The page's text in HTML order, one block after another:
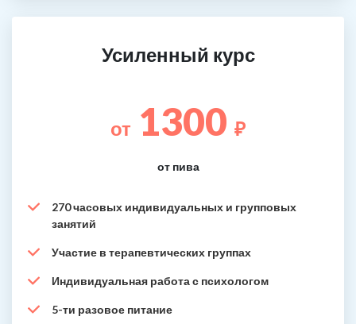
Усиленный курс
от 1300 ₽
от пива
270 часовых индивидуальных и групповых
занятий
Участие в терапевтических группах
Индивидуальная работа с психологом
5-ти разовое питание